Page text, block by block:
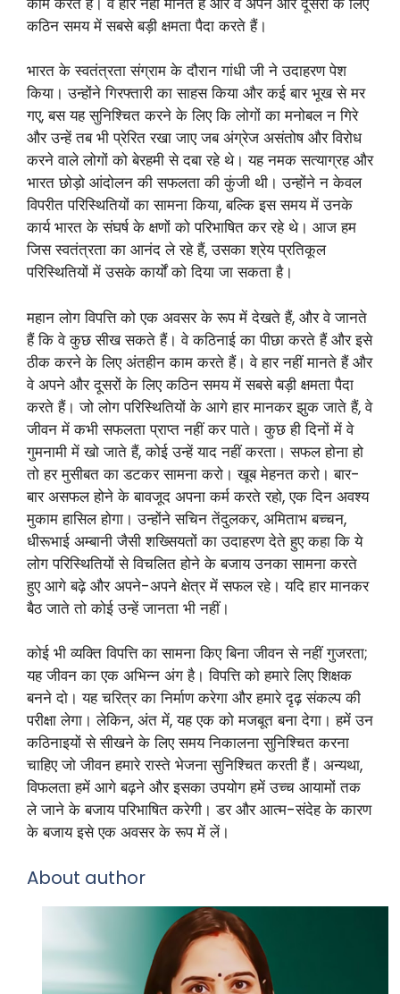
कठिन समय में सबसे बड़ी क्षमता पैदा करते हैं।
भारत के स्वतंत्रता संग्राम के दौरान गांधी जी ने उदाहरण पेश
किया। उन्होंने गिरफ्तारी का साहस किया और कई बार भूख से मर
गए, बस यह सुनिश्चित करने के लिए कि लोगों का मनोबल न गिरे
और उन्हें तब भी प्रेरित रखा जाए जब अंग्रेज असंतोष और विरोध
करने वाले लोगों को बेरहमी से दबा रहे थे। यह नमक सत्याग्रह और
भारत छोड़ो आंदोलन की सफलता की कुंजी थी। उन्होंने न केवल
विपरीत परिस्थितियों का सामना किया, बल्कि इस समय में उनके
कार्य भारत के संघर्ष के क्षणों को परिभाषित कर रहे थे। आज हम
जिस स्वतंत्रता का आनंद ले रहे हैं, उसका श्रेय प्रतिकूल
परिस्थितियों में उसके कार्यों को दिया जा सकता है।
महान लोग विपत्ति को एक अवसर के रूप में देखते हैं, और वे जानते
हैं कि वे कुछ सीख सकते हैं। वे कठिनाई का पीछा करते हैं और इसे
ठीक करने के लिए अंतहीन काम करते हैं। वे हार नहीं मानते हैं और
वे अपने और दूसरों के लिए कठिन समय में सबसे बड़ी क्षमता पैदा
करते हैं। जो लोग परिस्थितियों के आगे हार मानकर झुक जाते हैं, वे
जीवन में कभी सफलता प्राप्त नहीं कर पाते। कुछ ही दिनों में वे
गुमनामी में खो जाते हैं, कोई उन्हें याद नहीं करता। सफल होना हो
तो हर मुसीबत का डटकर सामना करो। खूब मेहनत करो। बार-
बार असफल होने के बावजूद अपना कर्म करते रहो, एक दिन अवश्य
मुकाम हासिल होगा। उन्होंने सचिन तेंदुलकर, अमिताभ बच्चन,
धीरूभाई अम्बानी जैसी शख्सियतों का उदाहरण देते हुए कहा कि ये
लोग परिस्थितियों से विचलित होने के बजाय उनका सामना करते
हुए आगे बढ़े और अपने-अपने क्षेत्र में सफल रहे। यदि हार मानकर
बैठ जाते तो कोई उन्हें जानता भी नहीं।
कोई भी व्यक्ति विपत्ति का सामना किए बिना जीवन से नहीं गुजरता;
यह जीवन का एक अभिन्न अंग है। विपत्ति को हमारे लिए शिक्षक
बनने दो। यह चरित्र का निर्माण करेगा और हमारे दृढ़ संकल्प की
परीक्षा लेगा। लेकिन, अंत में, यह एक को मजबूत बना देगा। हमें उन
कठिनाइयों से सीखने के लिए समय निकालना सुनिश्चित करना
चाहिए जो जीवन हमारे रास्ते भेजना सुनिश्चित करती हैं। अन्यथा,
विफलता हमें आगे बढ़ने और इसका उपयोग हमें उच्च आयामों तक
ले जाने के बजाय परिभाषित करेगी। डर और आत्म-संदेह के कारण
के बजाय इसे एक अवसर के रूप में लें।
About author